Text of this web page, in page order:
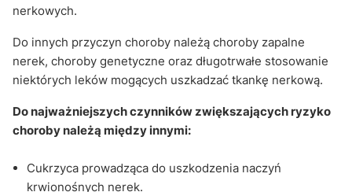
nerkowych.
Do innych przyczyn choroby należą choroby zapalne
nerek, choroby genetyczne oraz długotrwałe stosowanie
niektórych leków mogących uszkadzać tkankę nerkową.
Do najważniejszych czynników zwiększających ryzyko
choroby należą między innymi:
Cukrzyca prowadząca do uszkodzenia naczyń
krwionośnych nerek.